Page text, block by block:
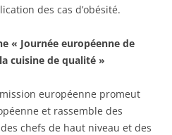
des cas d’obésité.
« Journée européenne de
cuisine de qualité »
européenne promeut
et rassemble des
chefs de haut niveau et des